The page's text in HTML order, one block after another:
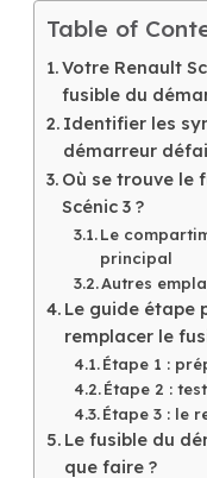
Table of
Votre Renault
fusible du
Identifier les
démarreur
Où se trouve le
Scénic 3 ?
Le
principal
Autres
Le guide étape
remplacer le
Étape 1 :
Étape 2 :
Étape 3 : le
Le fusible du
que faire ?